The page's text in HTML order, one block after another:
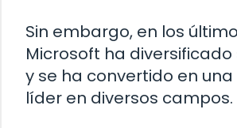
Sin embargo, en los
Microsoft ha diversificado
y se ha convertido en
líder en diversos campos.